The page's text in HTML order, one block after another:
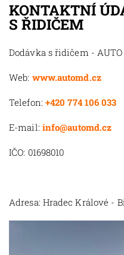
KONTAKTNÍ
S ŘIDIČEM
Dodávka s řidičem -
Web: www.automd.cz
Telefon: +420 774 106 033
E-mail: info@automd.cz
IČO: 01698010
Adresa: Hradec Králové -